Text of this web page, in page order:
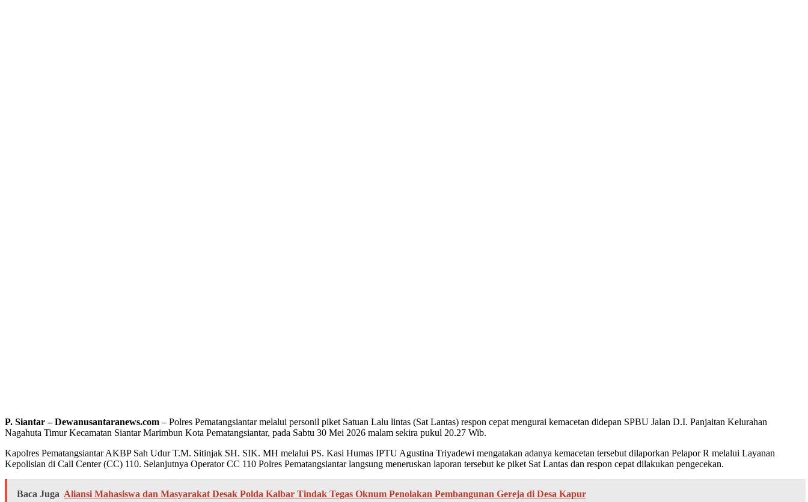
P. Siantar – Dewanusantaranews.com – Polres Pematangsiantar melalui personil piket Satuan Lalu lintas (Sat Lantas) respon cepat mengurai kemacetan didepan SPBU Jalan D.I. Panjaitan Kelurahan
Nagahuta Timur Kecamatan Siantar Marimbun Kota Pematangsiantar, pada Sabtu 30 Mei 2026 malam sekira pukul 20.27 Wib.
Kapolres Pematangsiantar AKBP Sah Udur T.M. Sitinjak SH. SIK. MH melalui PS. Kasi Humas IPTU Agustina Triyadewi mengatakan adanya kemacetan tersebut dilaporkan Pelapor R melalui Layanan
Kepolisian di Call Center (CC) 110. Selanjutnya Operator CC 110 Polres Pematangsiantar langsung meneruskan laporan tersebut ke piket Sat Lantas dan respon cepat dilakukan pengecekan.
Baca Juga Aliansi Mahasiswa dan Masyarakat Desak Polda Kalbar Tindak Tegas Oknum Penolakan Pembangunan Gereja di Desa Kapur